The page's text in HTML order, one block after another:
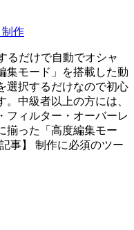
制作
るだけで自動でオシャ
集モード」を搭載した動
選択するだけなので初心
中級者以上の方には、
フィルター・オーバーレ
揃った「高度編集モー
事】 制作に必須のツー